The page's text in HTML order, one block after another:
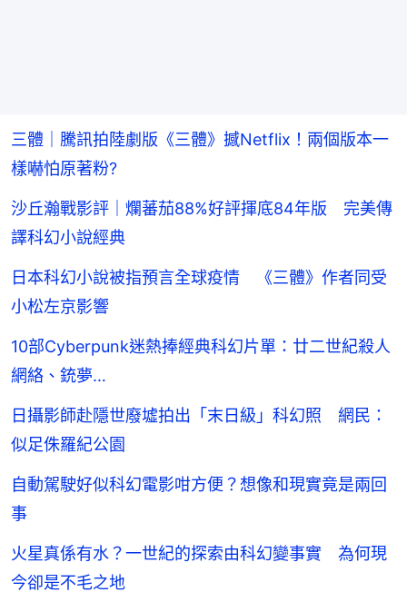
三體｜騰訊拍陸劇版《三體》撼Netflix！兩個版本一
樣嚇怕原著粉?
沙丘瀚戰影評｜爛蕃茄88%好評揮底84年版 完美傳
譯科幻小說經典
日本科幻小說被指預言全球疫情 《三體》作者同受
小松左京影響
10部Cyberpunk迷熱捧經典科幻片單：廿二世紀殺人
網絡、銃夢…
日攝影師赴隱世廢墟拍出「末日級」科幻照 網民：
似足侏羅紀公園
自動駕駛好似科幻電影咁方便？想像和現實竟是兩回
事
火星真係有水？一世紀的探索由科幻變事實 為何現
今卻是不毛之地